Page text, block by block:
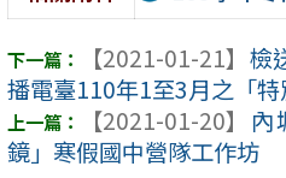
【2021-01-21】 檢
播電臺110年1至3月之「
【2021-01-20】
內
鏡」寒假國中營隊工作坊